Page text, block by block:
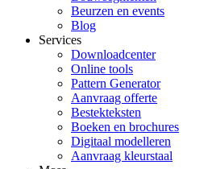
Beurzen en events
Blog
Services
Downloadcenter
Online tools
Pattern Generator
Aanvraag offerte
Bestekteksten
Boeken en brochures
Digitaal modelleren
Aanvraag kleurstaal